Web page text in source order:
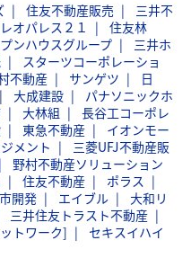
住友不動産販売
三井不
レオパレス２１
住友林
ンハウスグループ
三井ホ
スターツコーポレーショ
不動産 サンゲツ
日
大成建設
パナソニックホ
大林組
長谷工コーポレ
東急不動産
イオンモー
メント
三菱UFJ不動産販
野村不動産ソリューション
住友不動産
ポラス
開発 エイブル
大和リ
三井住友トラスト不動産
トワーク]
セキスイハイ